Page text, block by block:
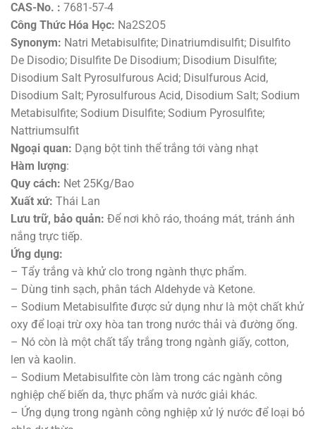
CAS-No. : 7681-57-4
Công Thức Hóa Học: Na2S2O5
Synonym: Natri Metabisulfite; Dinatriumdisulfit; Disulfito
De Disodio; Disulfite De Disodium; Disodium Disulfite;
Disodium Salt Pyrosulfurous Acid; Disulfurous Acid,
Disodium Salt; Pyrosulfurous Acid, Disodium Salt; Sodium
Metabisulfite; Sodium Disulfite; Sodium Pyrosulfite;
Nattriumsulfit
Ngoại quan: Dạng bột tinh thể trắng tới vàng nhạt
Hàm lượng:
Quy cách: Net 25Kg/Bao
Xuất xứ: Thái Lan
Lưu trữ, bảo quản: Để nơi khô ráo, thoáng mát, tránh ánh
nắng trực tiếp.
Ứng dụng:
– Tẩy trắng và khử clo trong ngành thực phẩm.
– Dùng tinh sạch, phân tách Aldehyde và Ketone.
– Sodium Metabisulfite được sử dụng như là một chất khử
oxy để loại trừ oxy hòa tan trong nước thải và đường ống.
– Nó còn là một chất tẩy trắng trong ngành giấy, cotton,
len và kaolin.
– Sodium Metabisulfite còn làm trong các ngành công
nghiệp chế biến da, thực phẩm và nước giải khác.
– Ứng dụng trong ngành công nghiệp xử lý nước để loại bỏ